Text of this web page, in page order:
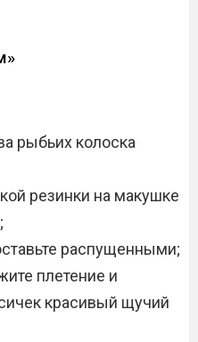
рыбьих колоска
резинки на макушке
распущенными;
плетение и
красивый щучий